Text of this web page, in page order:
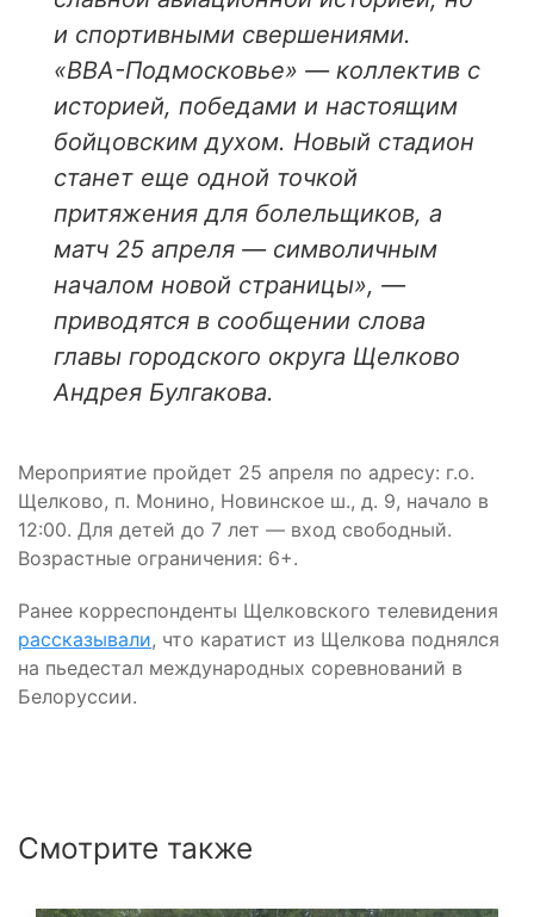
и спортивными свершениями.
«ВВА-Подмосковье» — коллектив с
историей, победами и настоящим
бойцовским духом. Новый стадион
станет еще одной точкой
притяжения для болельщиков, а
матч 25 апреля — символичным
началом новой страницы», —
приводятся в сообщении слова
главы городского округа Щелково
Андрея Булгакова.
Мероприятие пройдет 25 апреля по адресу: г.о.
Щелково, п. Монино, Новинское ш., д. 9, начало в
12:00. Для детей до 7 лет — вход свободный.
Возрастные ограничения: 6+.
Ранее корреспонденты Щелковского телевидения
рассказывали, что каратист из Щелкова поднялся
на пьедестал международных соревнований в
Белоруссии.
Смотрите также